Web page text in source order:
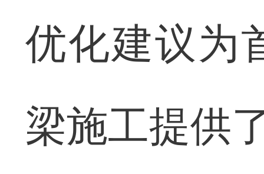
优化建议为
梁施工提供